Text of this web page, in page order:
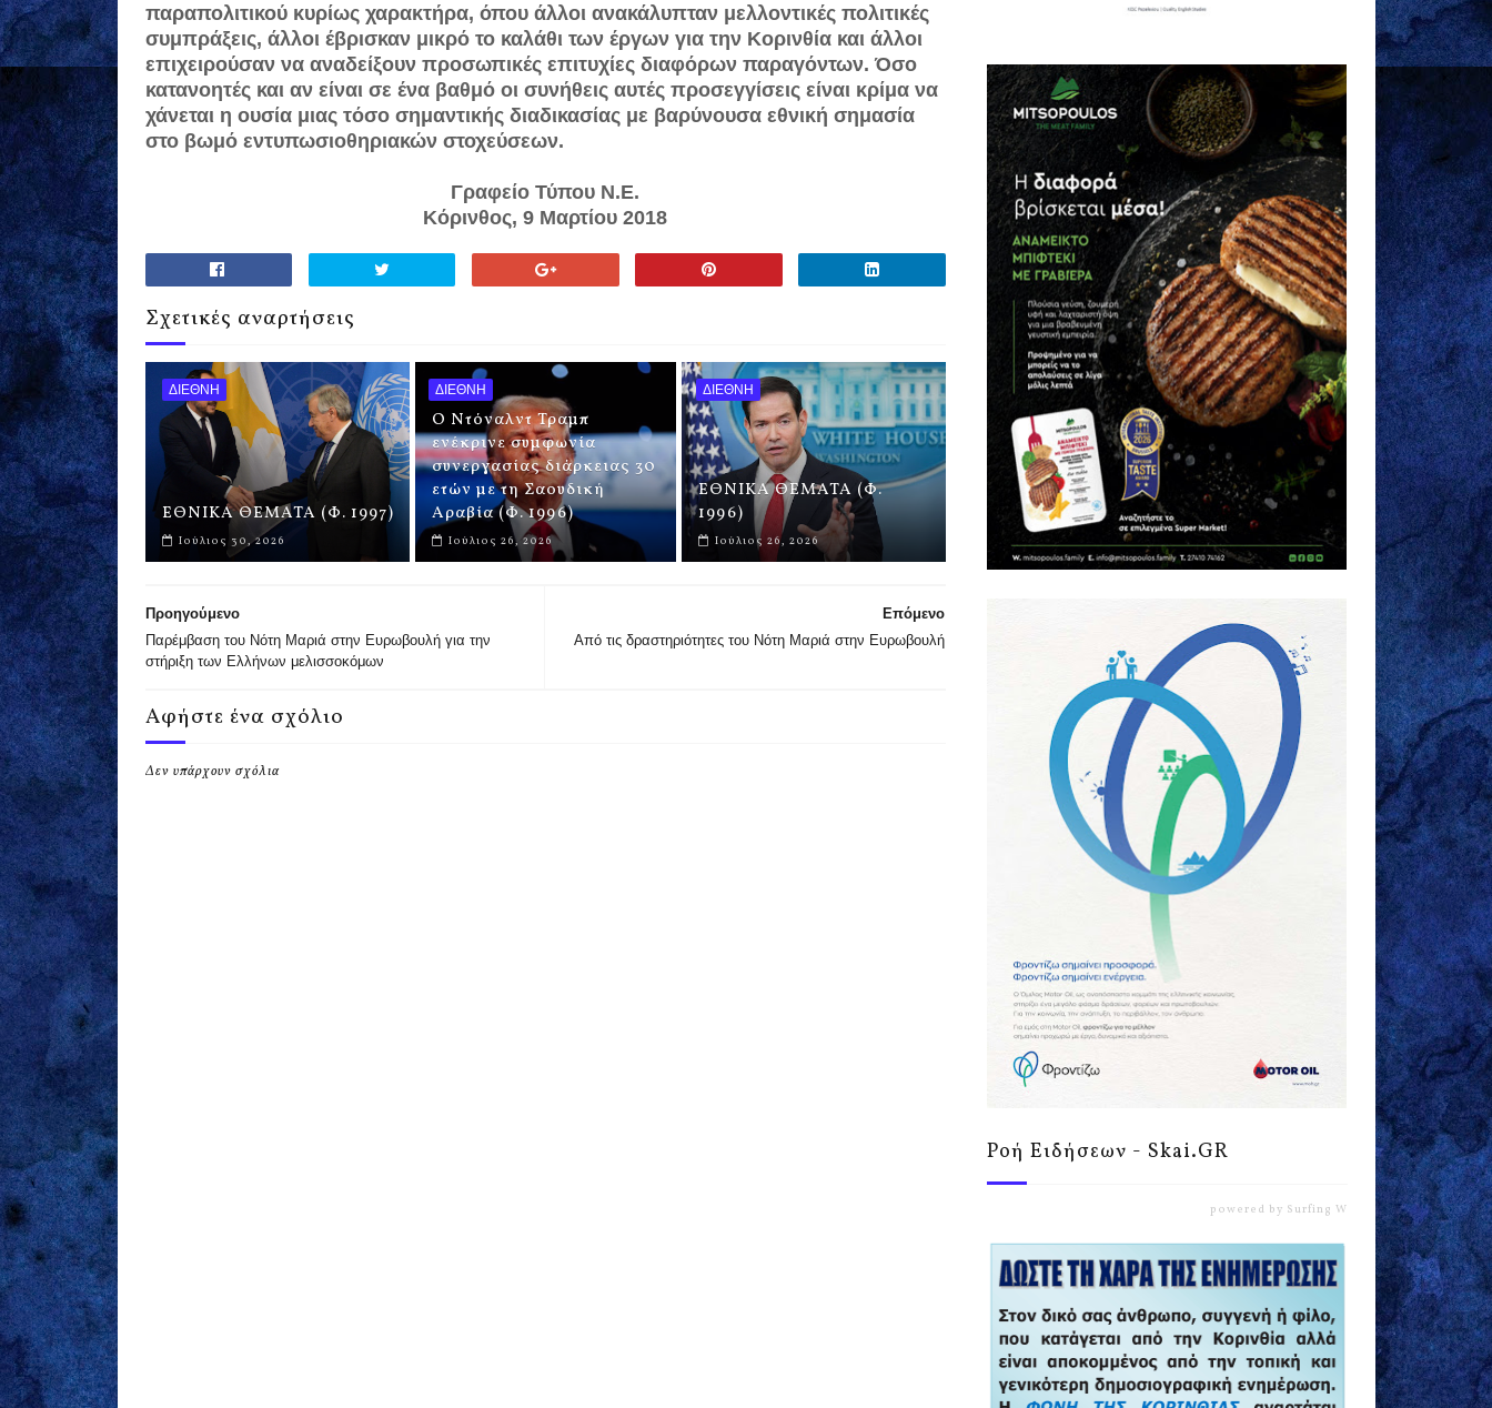
παραπολιτικού κυρίως χαρακτήρα, όπου άλλοι ανακάλυπταν μελλοντικές πολιτικές
συμπράξεις, άλλοι έβρισκαν μικρό το καλάθι των έργων για την Κορινθία και άλλοι
επιχειρούσαν να αναδείξουν προσωπικές επιτυχίες διαφόρων παραγόντων. Όσο
κατανοητές και αν είναι σε ένα βαθμό οι συνήθεις αυτές προσεγγίσεις είναι κρίμα να
χάνεται η ουσία μιας τόσο σημαντικής διαδικασίας με βαρύνουσα εθνική σημασία
στο βωμό εντυπωσιοθηριακών στοχεύσεων.
Γραφείο Τύπου Ν.Ε.
Κόρινθος, 9 Μαρτίου 2018
Σχετικές αναρτήσεις
ΔΙΕΘΝΗ
ΕΘΝΙΚΑ ΘΕΜΑΤΑ (Φ. 1997)
Ιούλιος 30, 2026
ΔΙΕΘΝΗ
Ο Ντόναλντ Τραμπ
ενέκρινε συμφωνία
συνεργασίας διάρκειας 30
ετών με τη Σαουδική
Αραβία (Φ. 1996)
Ιούλιος 26, 2026
ΔΙΕΘΝΗ
ΕΘΝΙΚΑ ΘΕΜΑΤΑ (Φ.
1996)
Ιούλιος 26, 2026
Επόμενο
Από τις δραστηριότητες του Νότη Μαριά στην Ευρωβουλή
Προηγούμενο
Παρέμβαση του Νότη Μαριά στην Ευρωβουλή για την
στήριξη των Ελλήνων μελισσοκόμων
Αφήστε ένα σχόλιο
Δεν υπάρχουν σχόλια
Ροή Ειδήσεων - Skai.GR
powered by Surfing Waves